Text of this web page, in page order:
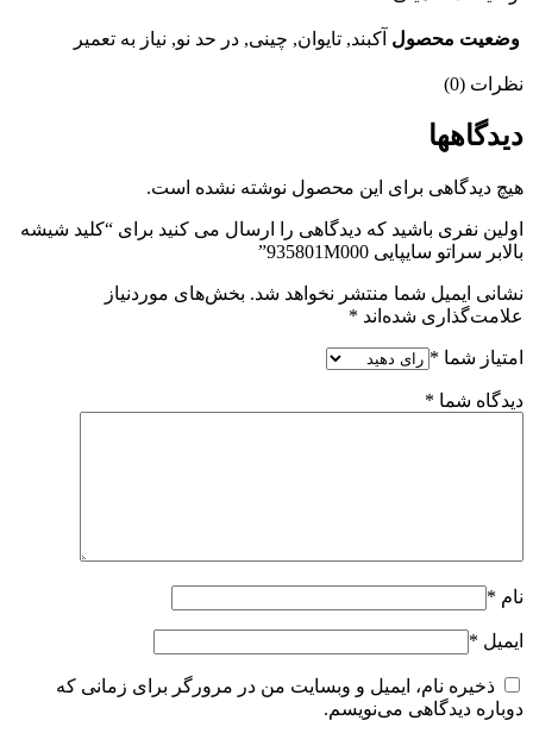
وضعیت محصول آکبند, تایوان, چینی, در حد نو, نیاز به تعمیر
نظرات (0)
دیدگاهها
هیچ دیدگاهی برای این محصول نوشته نشده است.
اولین نفری باشید که دیدگاهی را ارسال می کنید برای “کلید شیشه
بالابر سراتو سایپایی 935801M000”
نشانی ایمیل شما منتشر نخواهد شد. بخش‌های موردنیاز
علامت‌گذاری شده‌اند *
امتیاز شما *
دیدگاه شما *
نام *
ایمیل *
ذخیره نام، ایمیل و وبسایت من در مرورگر برای زمانی که
دوباره دیدگاهی می‌نویسم.